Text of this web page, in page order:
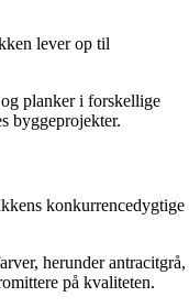
lever op til
planker i forskellige
byggeprojekter.
konkurrencedygtige
herunder antracitgrå,
på kvaliteten.